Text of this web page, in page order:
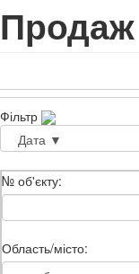
Продаж
Фільтр
№ об'єкту:
Область/місто: